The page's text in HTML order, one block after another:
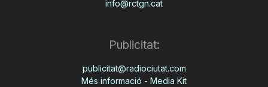
info@rctgn.cat
Publicitat:
publicitat@radiociutat.com
Més informació - Media Kit